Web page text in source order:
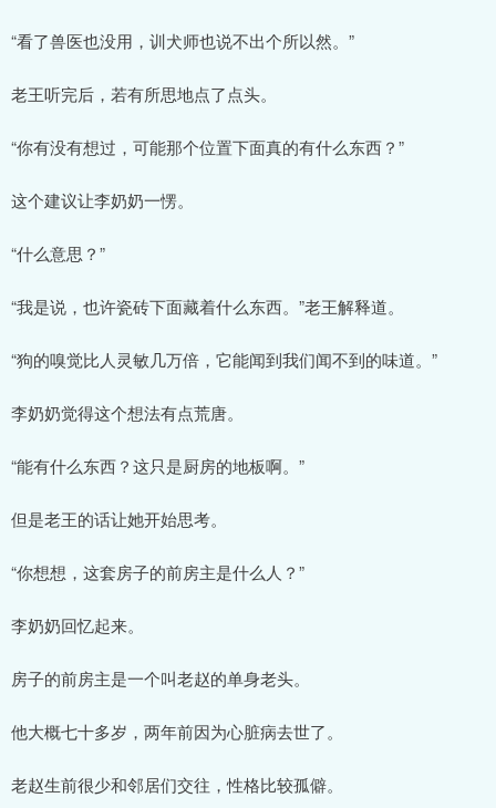
“看了兽医也没用，训犬师也说不出个所以然。”
老王听完后，若有所思地点了点头。
“你有没有想过，可能那个位置下面真的有什么东西？”
这个建议让李奶奶一愣。
“什么意思？”
“我是说，也许瓷砖下面藏着什么东西。”老王解释道。
“狗的嗅觉比人灵敏几万倍，它能闻到我们闻不到的味道。”
李奶奶觉得这个想法有点荒唐。
“能有什么东西？这只是厨房的地板啊。”
但是老王的话让她开始思考。
“你想想，这套房子的前房主是什么人？”
李奶奶回忆起来。
房子的前房主是一个叫老赵的单身老头。
他大概七十多岁，两年前因为心脏病去世了。
老赵生前很少和邻居们交往，性格比较孤僻。